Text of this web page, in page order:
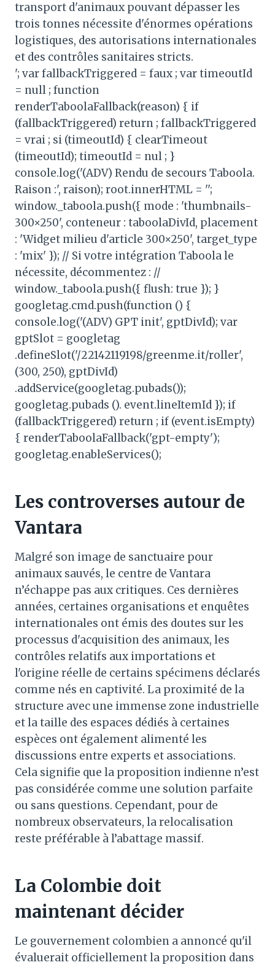
transport d'animaux pouvant dépasser les
trois tonnes nécessite d'énormes opérations
logistiques, des autorisations internationales
et des contrôles sanitaires stricts.
'; var fallbackTriggered = faux ; var timeoutId
= null ; function
renderTaboolaFallback(reason) { if
(fallbackTriggered) return ; fallbackTriggered
= vrai ; si (timeoutId) { clearTimeout
(timeoutId); timeoutId = nul ; }
console.log('(ADV) Rendu de secours Taboola.
Raison :', raison); root.innerHTML = '';
window._taboola.push({ mode : 'thumbnails-
300×250', conteneur : taboolaDivId, placement
: 'Widget milieu d'article 300×250', target_type
: 'mix' }); // Si votre intégration Taboola le
nécessite, décommentez : //
window._taboola.push({ flush: true }); }
googletag.cmd.push(function () {
console.log('(ADV) GPT init', gptDivId); var
gptSlot = googletag
.defineSlot('/22142119198/greenme.it/roller',
(300, 250), gptDivId)
.addService(googletag.pubads());
googletag.pubads (). event.lineItemId }); if
(fallbackTriggered) return ; if (event.isEmpty)
{ renderTaboolaFallback('gpt-empty');
googletag.enableServices();
Les controverses autour de
Vantara
Malgré son image de sanctuaire pour
animaux sauvés, le centre de Vantara
n’échappe pas aux critiques. Ces dernières
années, certaines organisations et enquêtes
internationales ont émis des doutes sur les
processus d'acquisition des animaux, les
contrôles relatifs aux importations et
l'origine réelle de certains spécimens déclarés
comme nés en captivité. La proximité de la
structure avec une immense zone industrielle
et la taille des espaces dédiés à certaines
espèces ont également alimenté les
discussions entre experts et associations.
Cela signifie que la proposition indienne n’est
pas considérée comme une solution parfaite
ou sans questions. Cependant, pour de
nombreux observateurs, la relocalisation
reste préférable à l’abattage massif.
La Colombie doit
maintenant décider
Le gouvernement colombien a annoncé qu'il
évaluerait officiellement la proposition dans